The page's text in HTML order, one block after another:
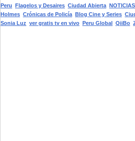
Peru Flagelos y Desaires Ciudad Abierta
Holmes Crónicas de Policía Blog Cine y Series
Sonia Luz ver gratis tv en vivo Peru Global QiiBo